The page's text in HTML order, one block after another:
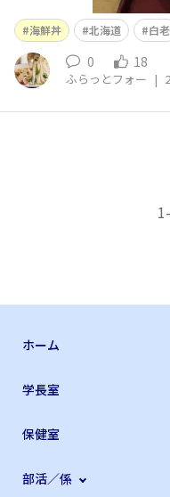
海鮮丼 北海道 白老
0 18
ふらっとフォー |
ホーム
学長室
保健室
部活／係